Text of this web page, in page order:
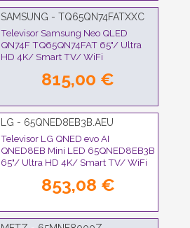
SAMSUNG - TQ65QN74FATXXC
Televisor Samsung Neo QLED
QN74F TQ65QN74FAT 65"/ Ultra
HD 4K/ Smart TV/ WiFi
815,00 €
LG - 65QNED8EB3B.AEU
Televisor LG QNED evo AI
QNED8EB Mini LED 65QNED8EB3B
65"/ Ultra HD 4K/ Smart TV/ WiFi
853,08 €